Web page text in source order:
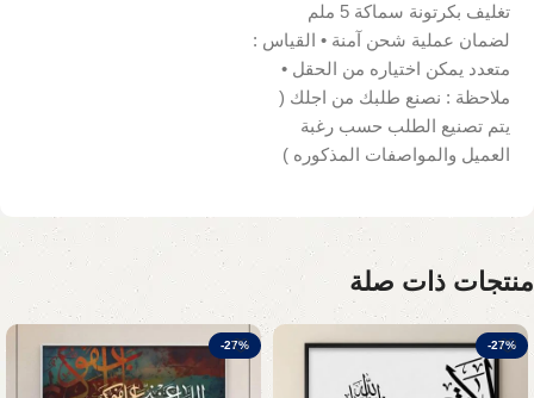
تغليف بكرتونة سماكة 5 ملم
لضمان عملية شحن آمنة • القياس :
متعدد يمكن اختياره من الحقل •
ملاحظة : نصنع طلبك من اجلك (
يتم تصنيع الطلب حسب رغبة
العميل والمواصفات المذكوره )
منتجات ذات صلة
-27%
-27%